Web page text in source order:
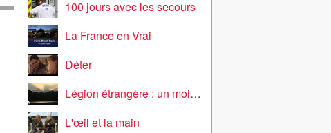
100 jours avec les secours
La France en Vrai
Déter
Légion étrangère : un mois au cœur de l'enfer vert
L'œil et la main